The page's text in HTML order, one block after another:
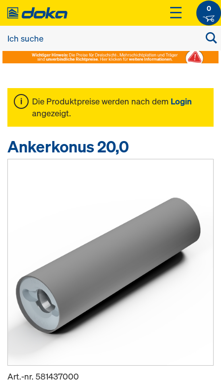
0
Die Produktpreise werden nach dem Login
angezeigt.
Ankerkonus 20,0
Art.-nr. 581437000